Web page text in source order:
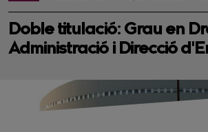
Doble titulació: Grau en
Administració i Direcció